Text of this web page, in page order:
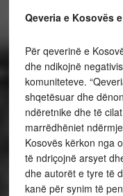
Qeveria e Kosovës
Për qeverinë e
dhe ndikojnë
komuniteteve.
shqetësuar dhe
ndëretnike dhe të
marrëdhëniet
Kosovës kërkon nga
të ndriçojnë arsyet
dhe autorët e tyre të
kanë për synim të